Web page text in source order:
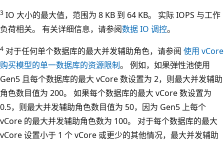
3 IO 大小的最大值，范围为 8 KB 到 64 KB。 实际 IOPS 与工作
负荷相关。 有关详细信息，请参阅数据 IO 调控。
4 对于任何单个数据库的最大并发辅助角色，请参阅 使用 vCore
购买模型的单一数据库的资源限制。 例如，如果弹性池使用
Gen5 且每个数据库的最大 vCore 数设置为 2，则最大并发辅助
角色数目值为 200。 如果每个数据库的最大 vCore 数设置为
0.5，则最大并发辅助角色数目值为 50，因为 Gen5 上每个
vCore 的最大并发辅助角色数为 100。 对于每个数据库的最大
vCore 设置小于 1 个 vCore 或更少的其他情况，最大并发辅助